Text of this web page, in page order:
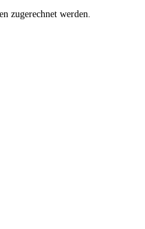
zugerechnet werden.